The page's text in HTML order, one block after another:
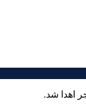
اهدا شد.